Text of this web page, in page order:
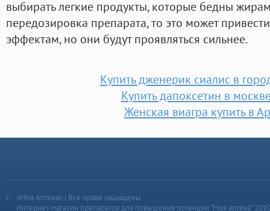
выбирать легкие продукты, которые бедны
передозировка препарата, то это может
эффектам, но они будут проявляться сильнее.
Купить дженерик сиалис в
Купить дапоксетин в
Женская виагра купить в
«Моя Аптека» | Все права защищены
Интернет-магазин препаратов для повышения потенции “Моя аптека”